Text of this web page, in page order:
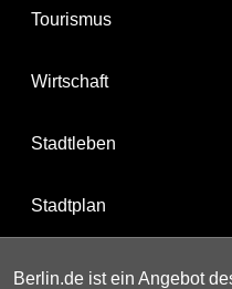
Tourismus
Wirtschaft
Stadtleben
Stadtplan
Berlin.de ist ein Angebot